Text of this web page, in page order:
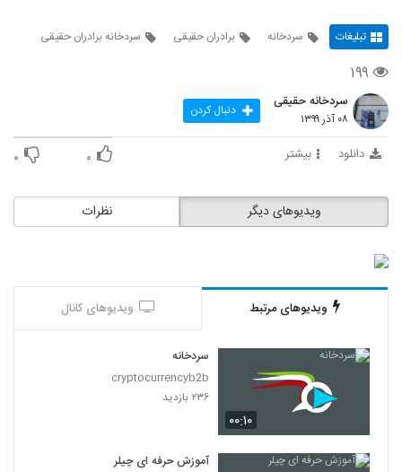
تبلیغات سردخانه برادران حقیقی سردخانه برادران حقیقی
۱۹۹
سردخانه حقیقی
۰۸ آذر ۱۳۹۹ دنبال کردن
دانلود بیشتر ۰ ۰
نظرات ویدیوهای دیگر
ویدیوهای مرتبط ویدیوهای کانال
۰۰:۱۰
سردخانه
cryptocurrencyb2b
۲۳۶ بازدید
آموزش حرفه ای چیلر